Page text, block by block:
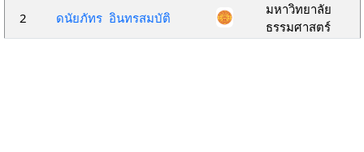
2
ดนัยภัทร อินทรสมบัติ
มหาวิทยาลัย
ธรรมศาสตร์